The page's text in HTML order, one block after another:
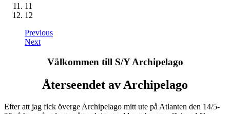
11
12
Previous
Next
Välkommen till S/Y Archipelago
Återseendet av Archipelago
Efter att jag fick överge Archipelago mitt ute på Atlanten den 14/5-